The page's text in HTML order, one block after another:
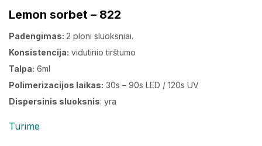
Lemon sorbet – 822
Padengimas: 2 ploni sluoksniai.
Konsistencija: vidutinio tirštumo
Talpa: 6ml
Polimerizacijos laikas: 30s – 90s LED / 120s UV
Dispersinis sluoksnis: yra
Turime